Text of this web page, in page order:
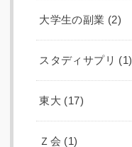
大学生の副業 (2)
スタディサプリ (1)
東大 (17)
Ｚ会 (1)